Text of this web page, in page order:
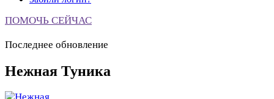
ПОМОЧЬ СЕЙЧАС
Последнее обновление
Нежная Туника